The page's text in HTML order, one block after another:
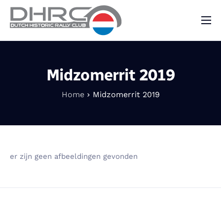
Vraag & AanbodMidzomerrit 2019
Home Midzomerrit 2019
er zijn geen afbeeldingen gevonden